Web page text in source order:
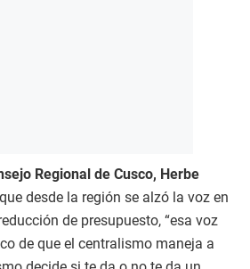
Regional de Cusco, Herbe
desde la región se alzó la voz en
de presupuesto, “esa voz
de que el centralismo maneja a